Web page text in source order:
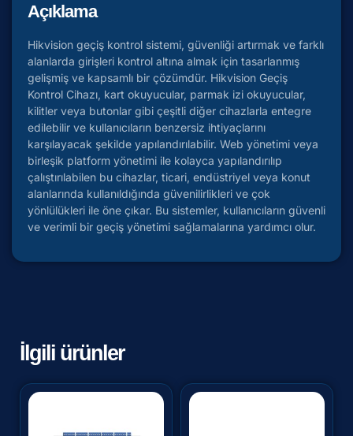
Açıklama
Hikvision geçiş kontrol sistemi, güvenliği artırmak ve farklı
alanlarda girişleri kontrol altına almak için tasarlanmış
gelişmiş ve kapsamlı bir çözümdür. Hikvision Geçiş
Kontrol Cihazı, kart okuyucular, parmak izi okuyucular,
kilitler veya butonlar gibi çeşitli diğer cihazlarla entegre
edilebilir ve kullanıcıların benzersiz ihtiyaçlarını
karşılayacak şekilde yapılandırılabilir. Web yönetimi veya
birleşik platform yönetimi ile kolayca yapılandırılıp
çalıştırılabilen bu cihazlar, ticari, endüstriyel veya konut
alanlarında kullanıldığında güvenilirlikleri ve çok
yönlülükleri ile öne çıkar. Bu sistemler, kullanıcıların güvenli
ve verimli bir geçiş yönetimi sağlamalarına yardımcı olur.
İlgili ürünler